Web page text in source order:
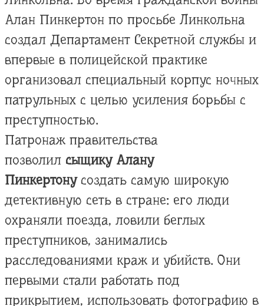
Алан Пинкертон по просьбе Линкольна
создал Департамент Секретной службы и
впервые в полицейской практике
организовал специальный корпус ночных
патрульных с целью усиления борьбы с
преступностью.
Патронаж правительства
позволил сыщику Алану
Пинкертонусоздать самую широкую
детективную сеть в стране: его люди
охраняли поезда, ловили беглых
преступников, занимались
расследованиями краж и убийств. Они
первыми стали работать под
прикрытием, использовать фотографию в